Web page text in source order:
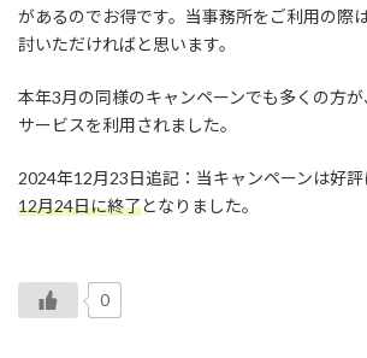
があるのでお得です。当事務所をご利用の際
討いただければと思います。
本年3月の同様のキャンペーンでも多くの方
サービスを利用されました。
2024年12月23日追記：当キャンペーンは好
12月24日に終了となりました。
0